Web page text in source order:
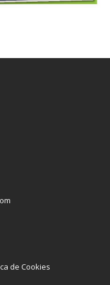
de Cookies